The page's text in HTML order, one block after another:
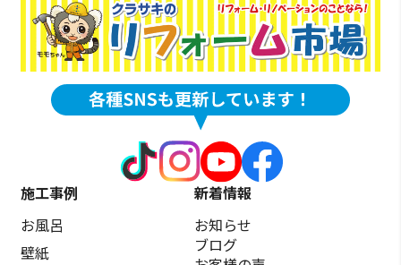
施工事例
お風呂
壁紙
新着情報
お知らせ
ブログ